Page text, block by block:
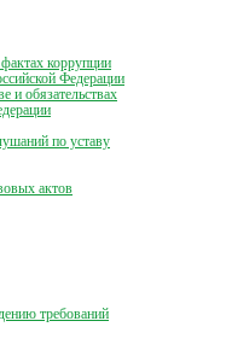
коррупции
Федерации
и обязательствах
по уставу
актов
требований